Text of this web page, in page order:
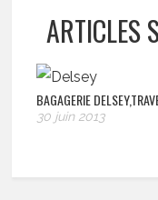
ARTICLES
BAGAGERIE
30 juin 2013